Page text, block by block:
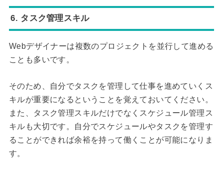
6. タスク管理スキル
Webデザイナーは複数のプロジェクトを並行して進める
ことも多いです。
そのため、自分でタスクを管理して仕事を進めていくス
キルが重要になるということを覚えておいてください。
また、タスク管理スキルだけでなくスケジュール管理ス
キルも大切です。自分でスケジュールやタスクを管理す
ることができれば余裕を持って働くことが可能になりま
す。